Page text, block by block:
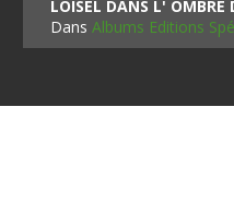
LOISEL DANS L' OMBRE
DansAlbums Editions